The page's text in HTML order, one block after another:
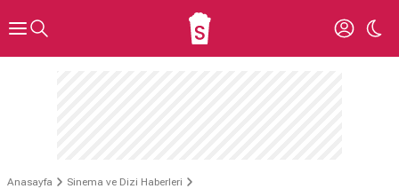
Anasayfa
Sinema ve Dizi Haberleri